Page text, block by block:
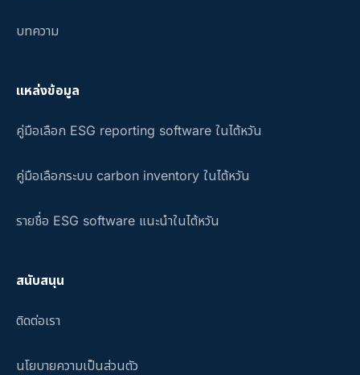
บทความ
แหล่งข้อมูล
คู่มือเลือก ESG reporting software ในไต้หวัน
คู่มือเลือกระบบ carbon inventory ในไต้หวัน
รายชื่อ ESG software แนะนำในไต้หวัน
สนับสนุน
ติดต่อเรา
นโยบายความเป็นส่วนตัว